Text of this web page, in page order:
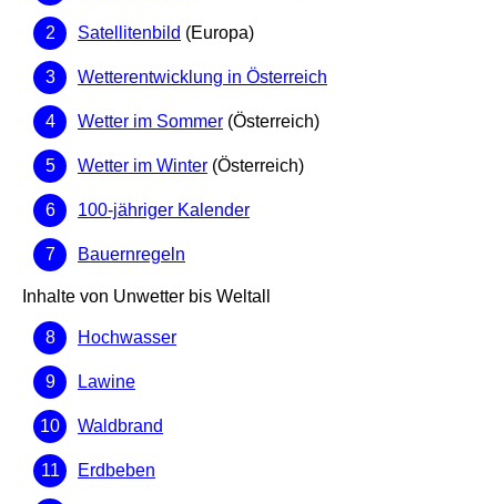
Satellitenbild (Europa)
Wetterentwicklung in Österreich
Wetter im Sommer (Österreich)
Wetter im Winter (Österreich)
100-jähriger Kalender
Bauernregeln
Inhalte von Unwetter bis Weltall
Hochwasser
Lawine
Waldbrand
Erdbeben